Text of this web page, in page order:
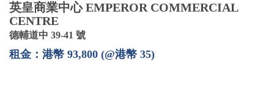
英皇商業中心 EMPEROR COMMERCIAL
CENTRE
德輔道中 39-41 號
租金：港幣 93,800 (@港幣 35)